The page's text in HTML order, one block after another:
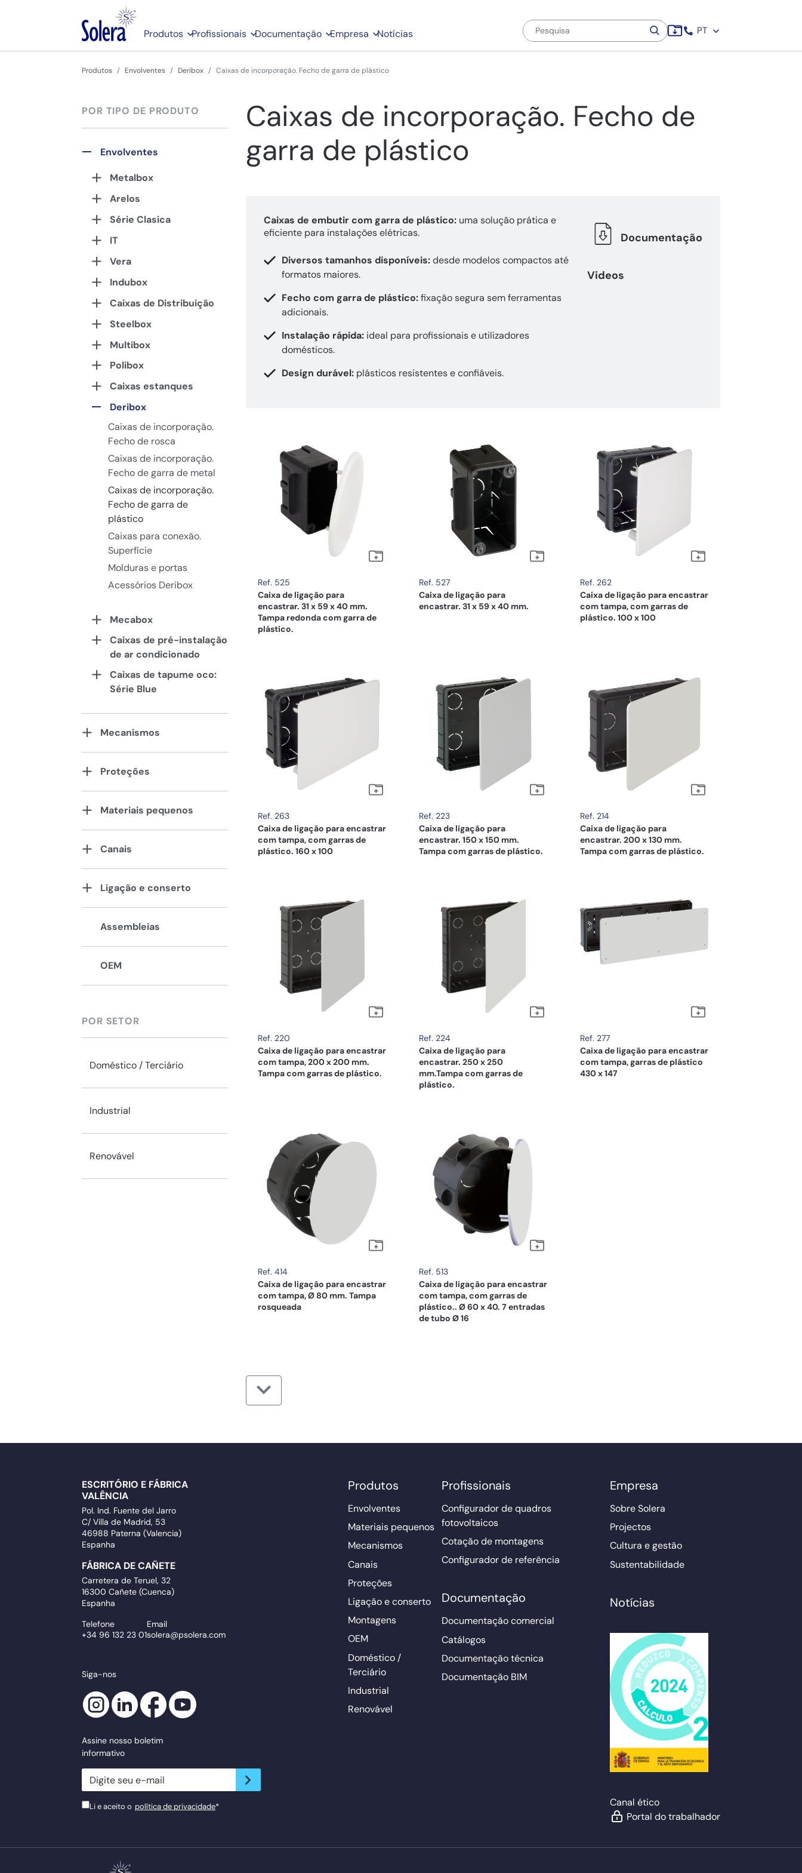
Produtos Profissionais Documentação Empresa Notícias PT
Produtos Envolventes Deribox Caixas de incorporação. Fecho de garra de plástico
POR TIPO DE PRODUTO
Envolventes
Metalbox
Arelos
Série Clasica
IT
Vera
Indubox
Caixas de Distribuição
Steelbox
Multibox
Polibox
Caixas estanques
Deribox
Caixas de incorporação.
Fecho de rosca
Caixas de incorporação.
Fecho de garra de metal
Caixas de incorporação.
Fecho de garra de
plástico
Caixas para conexão.
Superfície
Molduras e portas
Acessórios Deribox
Mecabox
Caixas de pré-instalação
de ar condicionado
Caixas de tapume oco:
Série Blue
Mecanismos
Proteções
Materiais pequenos
Canais
Ligação e conserto
Assembleias
OEM
POR SETOR
Doméstico / Terciário
Industrial
Renovável
Caixas de incorporação. Fecho de
garra de plástico
Caixas de embutir com garra de plástico: uma solução prática e
eficiente para instalações elétricas.
Diversos tamanhos disponíveis:desde modelos compactos até
formatos maiores.
Fecho com garra de plástico:fixação segura sem ferramentas
adicionais.
Instalação rápida: ideal para profissionais e utilizadores
domésticos.
Design durável: plásticos resistentes e confiáveis.
Documentação
Videos
Ref. 525
Caixa de ligação para
encastrar. 31 x 59 x 40 mm.
Tampa redonda com garra de
plástico.
Ref. 527
Caixa de ligação para
encastrar. 31 x 59 x 40 mm.
Ref. 262
Caixa de ligação para encastrar
com tampa, com garras de
plástico. 100 x 100
Ref. 263
Caixa de ligação para encastrar
com tampa, com garras de
plástico. 160 x 100
Ref. 223
Caixa de ligação para
encastrar. 150 x 150 mm.
Tampa com garras de plástico.
Ref. 214
Caixa de ligação para
encastrar. 200 x 130 mm.
Tampa com garras de plástico.
Ref. 220
Caixa de ligação para encastrar
com tampa, 200 x 200 mm.
Tampa com garras de plástico.
Ref. 224
Caixa de ligação para
encastrar. 250 x 250
mm.Tampa com garras de
plástico.
Ref. 277
Caixa de ligação para encastrar
com tampa, garras de plástico
430 x 147
Ref. 414
Caixa de ligação para encastrar
com tampa, Ø 80 mm. Tampa
rosqueada
Ref. 513
Caixa de ligação para encastrar
com tampa, com garras de
plástico.. Ø 60 x 40. 7 entradas
de tubo Ø 16
ESCRITÓRIO E FÁBRICA
VALÊNCIA
Pol. Ind. Fuente del Jarro
C/ Villa de Madrid, 53
46988 Paterna (Valencia)
Espanha
FÁBRICA DE CAÑETE
Carretera de Teruel, 32
16300 Cañete (Cuenca)
Espanha
Telefone
+34 96 132 23 01
Email
solera@psolera.com
Siga-nos
Assine nosso boletim
informativo
newsletter.suscribe
Li e aceito o política de privacidade*
Produtos
Envolventes
Materiais pequenos
Mecanismos
Canais
Proteções
Ligação e conserto
Montagens
OEM
Doméstico /
Terciário
Industrial
Renovável
Profissionais
Configurador de quadros
fotovoltaicos
Cotação de montagens
Configurador de referência
Documentação
Documentação comercial
Catálogos
Documentação técnica
Documentação BIM
Empresa
Sobre Solera
Projectos
Cultura e gestão
Sustentabilidade
Notícias
Canal ético
Portal do trabalhador